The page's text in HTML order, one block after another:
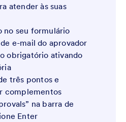
atender às suas
no seu formulário
e-mail do aprovador
obrigatório ativando
três pontos e
complementos
na barra de
Enter